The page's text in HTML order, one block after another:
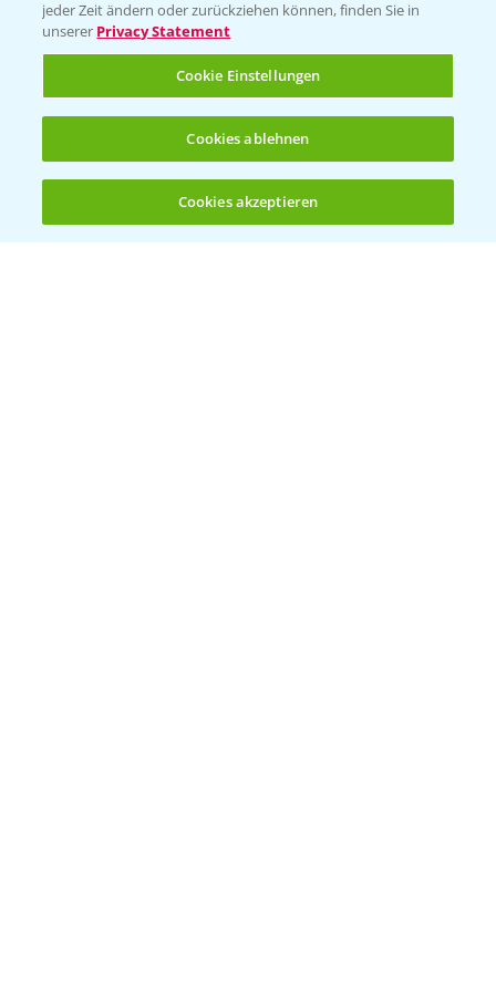
(noch 4)
Infos
LINKS
Apps
Wetter Aktuell
jeder Zeit ändern oder zurückziehen können, finden Sie in
unserer Privacy Statement
Cookie Einstellungen
Cookies ablehnen
Cookies akzeptieren